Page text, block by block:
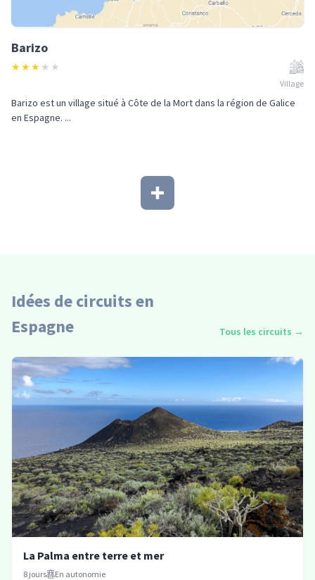
Barizo
★★★ ★ ★
Village
Barizo est un village situé à Côte de la Mort dans la région de Galice
en Espagne. ...
Idées de circuits en
Espagne
Tous les circuits →
La Palma entre terre et mer
8 jours En autonomie